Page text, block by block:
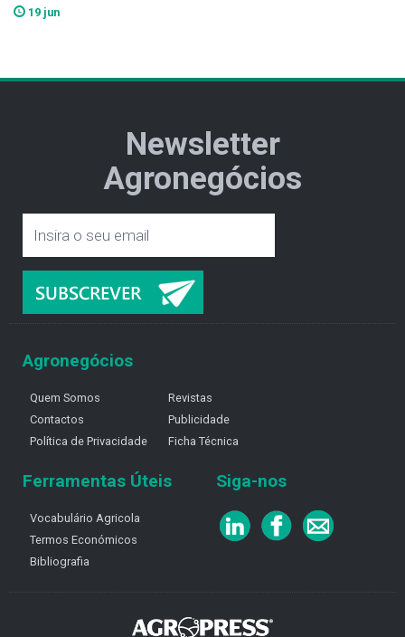
19 jun
Newsletter
Agronegócios
Agronegócios
Quem Somos
Contactos
Política de Privacidade
Revistas
Publicidade
Ficha Técnica
Ferramentas Úteis
Vocabulário Agricola
Termos Económicos
Bibliografia
Siga-nos